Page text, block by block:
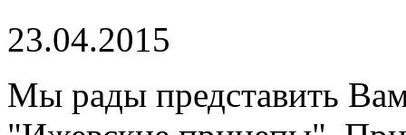
23.04.2015
Мы рады представить